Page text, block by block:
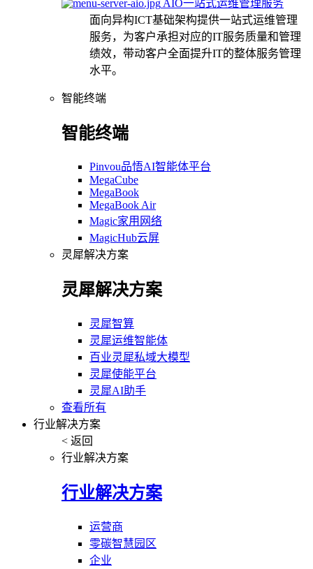
AIO一站式运维管理服务
面向异构ICT基础架构提供一站式运维管理
服务，为客户承担对应的IT服务质量和管理
绩效，带动客户全面提升IT的整体服务管理
水平。
智能终端
智能终端
Pinvou品悟AI智能体平台
MegaCube
MegaBook
MegaBook Air
Magic家用网络
MagicHub云屏
灵犀解决方案
灵犀解决方案
灵犀智算
灵犀运维智能体
百业灵犀私域大模型
灵犀使能平台
灵犀AI助手
查看所有
行业解决方案
< 返回
行业解决方案
行业解决方案
运营商
零碳智慧园区
企业